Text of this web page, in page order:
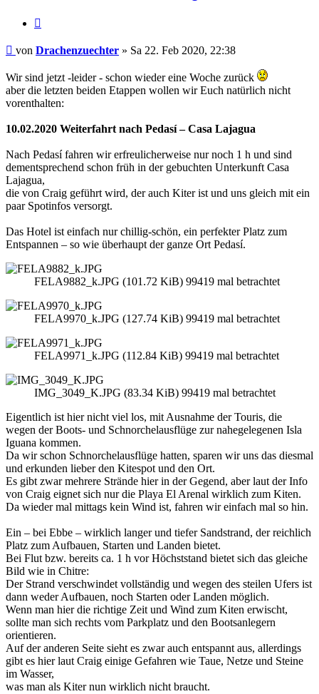
Beitrag
von Drachenzuechter » Sa 22. Feb 2020, 22:38
Wir sind jetzt -leider - schon wieder eine Woche zurück
aber die letzten beiden Etappen wollen wir Euch natürlich nicht
vorenthalten:
10.02.2020 Weiterfahrt nach Pedasí – Casa Lajagua
Nach Pedasí fahren wir erfreulicherweise nur noch 1 h und sind
dementsprechend schon früh in der gebuchten Unterkunft Casa
Lajagua,
die von Craig geführt wird, der auch Kiter ist und uns gleich mit ein
paar Spotinfos versorgt.
Das Hotel ist einfach nur chillig-schön, ein perfekter Platz zum
Entspannen – so wie überhaupt der ganze Ort Pedasí.
FELA9882_k.JPG (101.72 KiB) 99419 mal betrachtet
FELA9970_k.JPG (127.74 KiB) 99419 mal betrachtet
FELA9971_k.JPG (112.84 KiB) 99419 mal betrachtet
IMG_3049_K.JPG (83.34 KiB) 99419 mal betrachtet
Eigentlich ist hier nicht viel los, mit Ausnahme der Touris, die
wegen der Boots- und Schnorchelausflüge zur nahegelegenen Isla
Iguana kommen.
Da wir schon Schnorchelausflüge hatten, sparen wir uns das diesmal
und erkunden lieber den Kitespot und den Ort.
Es gibt zwar mehrere Strände hier in der Gegend, aber laut der Info
von Craig eignet sich nur die Playa El Arenal wirklich zum Kiten.
Da wieder mal mittags kein Wind ist, fahren wir einfach mal so hin.
Ein – bei Ebbe – wirklich langer und tiefer Sandstrand, der reichlich
Platz zum Aufbauen, Starten und Landen bietet.
Bei Flut bzw. bereits ca. 1 h vor Höchststand bietet sich das gleiche
Bild wie in Chitre:
Der Strand verschwindet vollständig und wegen des steilen Ufers ist
dann weder Aufbauen, noch Starten oder Landen möglich.
Wenn man hier die richtige Zeit und Wind zum Kiten erwischt,
sollte man sich rechts vom Parkplatz und den Bootsanlegern
orientieren.
Auf der anderen Seite sieht es zwar auch entspannt aus, allerdings
gibt es hier laut Craig einige Gefahren wie Taue, Netze und Steine
im Wasser,
was man als Kiter nun wirklich nicht braucht.